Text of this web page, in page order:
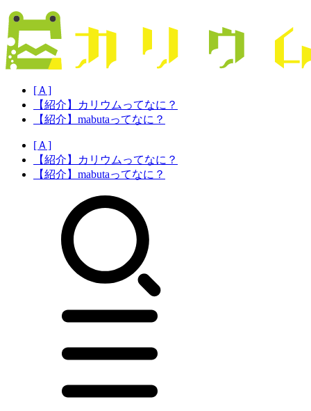
[Ａ]
【紹介】カリウムってなに？
【紹介】mabutaってなに？
[Ａ]
【紹介】カリウムってなに？
【紹介】mabutaってなに？